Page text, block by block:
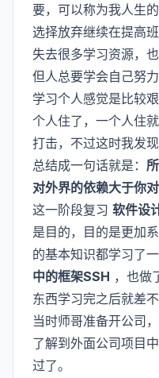
要，可以称为我人生
选择放弃继续在提高
失去很多学习资源，
但人总要学会自己努
学习个人感觉是比较
个人住了，一个人住
打击，不过这时我发
总结成一句话就是：
对外界的依赖大于你
这一阶段复习 软件设
是目的，目的是更加
的基本知识都学习了
中的框架SSH ，也做
东西学习完之后就差
当时师哥准备开公司
了解到外面公司项目
过了。